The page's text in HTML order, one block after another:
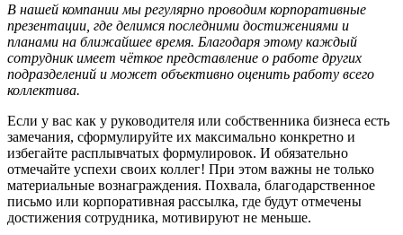
В нашей компании мы регулярно проводим корпоративные
презентации, где делимся последними достижениями и
планами на ближайшее время. Благодаря этому каждый
сотрудник имеет чёткое представление о работе других
подразделений и может объективно оценить работу всего
коллектива.
Если у вас как у руководителя или собственника бизнеса есть
замечания, сформулируйте их максимально конкретно и
избегайте расплывчатых формулировок. И обязательно
отмечайте успехи своих коллег! При этом важны не только
материальные вознаграждения. Похвала, благодарственное
письмо или корпоративная рассылка, где будут отмечены
достижения сотрудника, мотивируют не меньше.